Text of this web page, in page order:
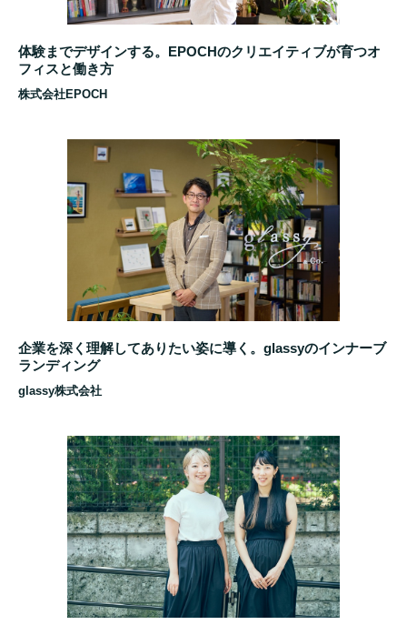
体験までデザインする。EPOCHのクリエイティブが育つオ
フィスと働き方
株式会社EPOCH
企業を深く理解してありたい姿に導く。glassyのインナーブ
ランディング
glassy株式会社